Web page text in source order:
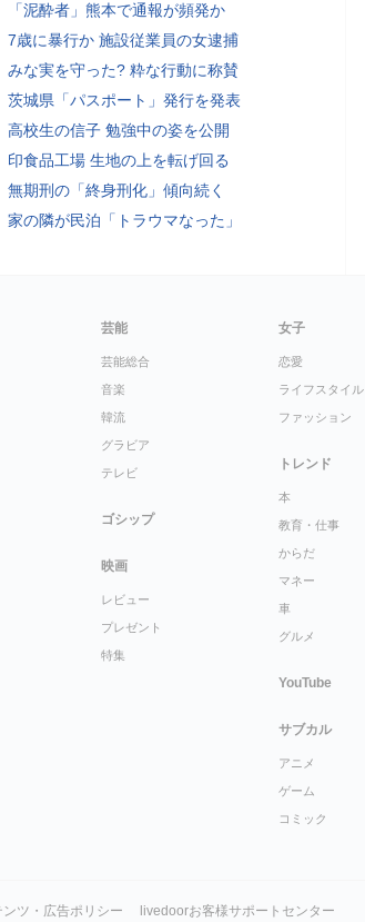
「泥酔者」熊本で通報が頻発か
7歳に暴行か 施設従業員の女逮捕
みな実を守った? 粋な行動に称賛
茨城県「パスポート」発行を発表
高校生の信子 勉強中の姿を公開
印食品工場 生地の上を転げ回る
無期刑の「終身刑化」傾向続く
家の隣が民泊「トラウマなった」
芸能
芸能総合
音楽
韓流
グラビア
テレビ
ゴシップ
映画
レビュー
プレゼント
特集
女子
恋愛
ライフスタイル
ファッション
トレンド
本
教育・仕事
からだ
マネー
車
グルメ
YouTube
サブカル
アニメ
ゲーム
コミック
ンツ・広告ポリシー livedoorお客様サポートセンター